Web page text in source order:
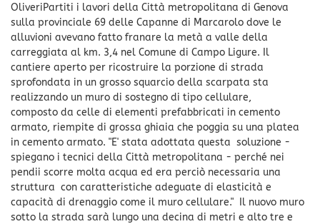
OliveriPartiti i lavori della Città metropolitana di Genova
sulla provinciale 69 delle Capanne di Marcarolo dove le
alluvioni avevano fatto franare la metà a valle della
carreggiata al km. 3,4 nel Comune di Campo Ligure. Il
cantiere aperto per ricostruire la porzione di strada
sprofondata in un grosso squarcio della scarpata sta
realizzando un muro di sostegno di tipo cellulare,
composto da celle di elementi prefabbricati in cemento
armato, riempite di grossa ghiaia che poggia su una platea
in cemento armato. "E' stata adottata questa soluzione -
spiegano i tecnici della Città metropolitana - perché nei
pendii scorre molta acqua ed era perciò necessaria una
struttura con caratteristiche adeguate di elasticità e
capacità di drenaggio come il muro cellulare." Il nuovo muro
sotto la strada sarà lungo una decina di metri e alto tre e